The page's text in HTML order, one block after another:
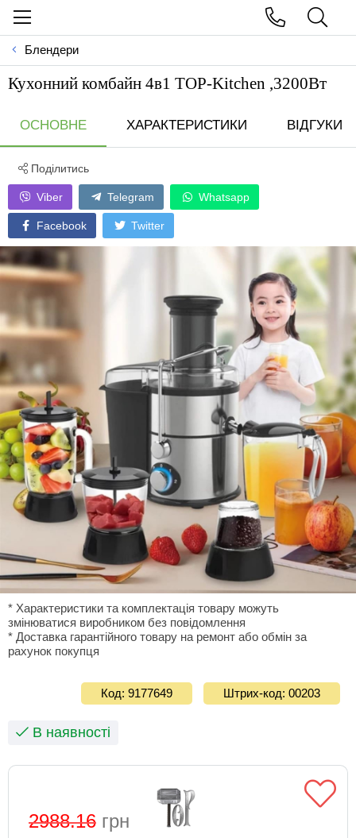
Блендери
Кухонний комбайн 4в1 TOP-Kitchen ,3200Вт
ОСНОВНЕ ХАРАКТЕРИСТИКИ ВІДГУКИ
Поділитись
Viber Telegram Whatsapp
Facebook Twitter
* Характеристики та комплектація товару можуть
змінюватися виробником без повідомлення
* Доставка гарантiйного товару на ремонт або обмiн за
рахунок покупця
Код: 9177649 Штрих-код: 00203
В наявності
2988.16 грн